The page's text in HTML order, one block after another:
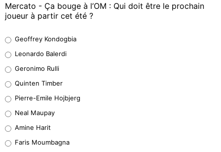
Mercato - Ça bouge à l’OM : Qui doit être le prochain
joueur à partir cet été ?
38%
32%
5%
1%
Geoffrey Kondogbia
Leonardo Balerdi
Geronimo Rulli
Quinten Timber
Pierre-Emile Hojbjerg
Neal Maupay
Amine Harit
Faris Moumbagna